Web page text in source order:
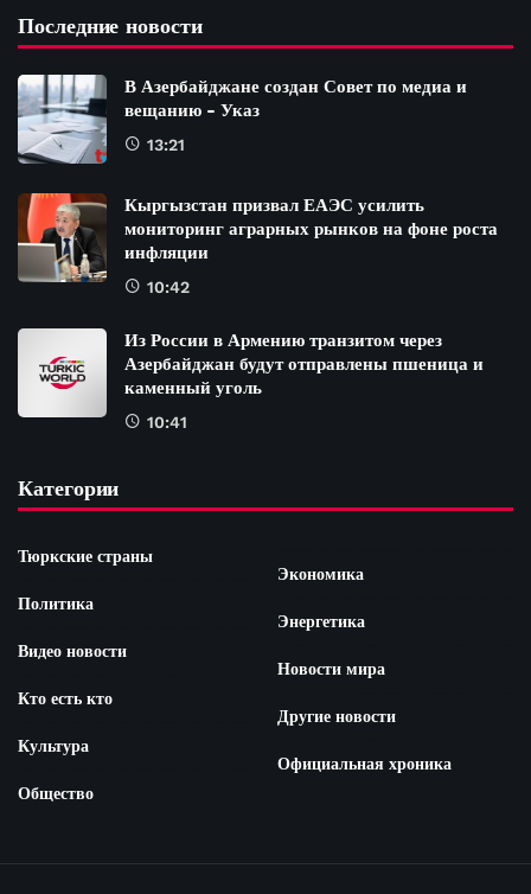
Последние новости
В Азербайджане создан Совет по медиа и
вещанию - Указ
13:21
Кыргызстан призвал ЕАЭС усилить
мониторинг аграрных рынков на фоне роста
инфляции
10:42
Из России в Армению транзитом через
Азербайджан будут отправлены пшеница и
каменный уголь
10:41
Категории
Тюркские страны
Политика
Видео новости
Кто есть кто
Культура
Общество
Экономика
Энергетика
Новости мира
Другие новости
Официальная хроника